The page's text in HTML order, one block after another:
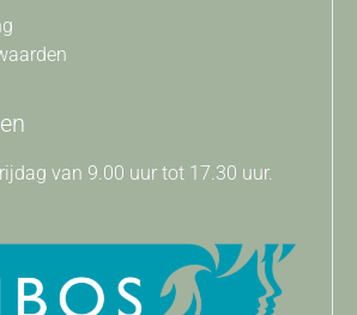
van 9.00 uur tot 17.30 uur.